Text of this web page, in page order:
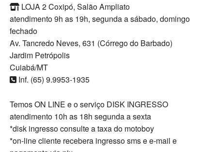
LOJA 2 Coxipó, Salão Ampliato
atendimento 9h as 19h, segunda a sábado, domingo
fechado
Av. Tancredo Neves, 631 (Córrego do Barbado)
Jardim Petrópolis
Cuiabá/MT
Inf. (65) 9.9953-1935
Temos ON LINE e o serviço DISK INGRESSO
atendimento 10h as 18h segunda a sexta
*disk ingresso consulte a taxa do motoboy
*on-line cliente recebera ingresso sms e e-mail e